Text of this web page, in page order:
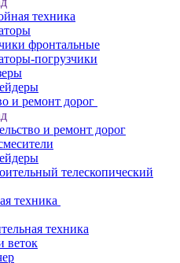
техника
фронтальные
погрузчики
и ремонт дорог
и ремонт дорог
телескопический
техника
техника
веток